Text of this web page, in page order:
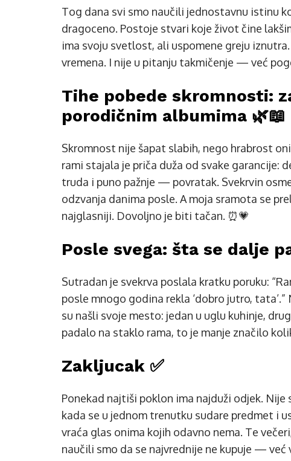
Tog dana svi smo naučili jednostavnu istinu
dragoceno. Postoje stvari koje život čine
ima svoju svetlost, ali uspomene greju
vremena. I nije u pitanju takmičenje — već
Tihe pobede skromnosti:
porodičnim albumima 🌿📖
Skromnost nije šapat slabih, nego hrabrost
rami stajala je priča duža od svake
truda i puno pažnje — povratak. Svekrvin
odzvanja danima posle. A moja sramota se
najglasniji. Dovoljno je biti tačan. ⏰💗
Posle svega: šta se dalje
Sutradan je svekrva poslala kratku poruku:
posle mnogo godina rekla ‘dobro jutro,
su našli svoje mesto: jedan u uglu kuhinje,
padalo na staklo rama, to je manje značilo
Zakljucak ✅
Ponekad najtiši poklon ima najduži odjek.
kada se u jednom trenutku sudare predmet i
vraća glas onima kojih odavno nema. Te
naučili smo da se najvrednije ne kupuje — već